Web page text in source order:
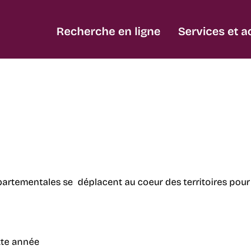
Recherche en ligne Services et
se déplacent au coeur des territoires
année